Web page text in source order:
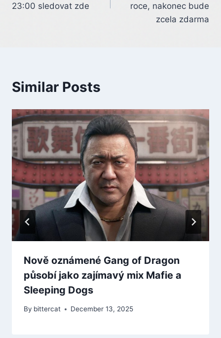
23:00 sledovat zde
roce, nakonec bude
zcela zdarma
Similar Posts
Nově oznámené Gang of Dragon
působí jako zajímavý mix Mafie a
Sleeping Dogs
By bittercat December 13, 2025